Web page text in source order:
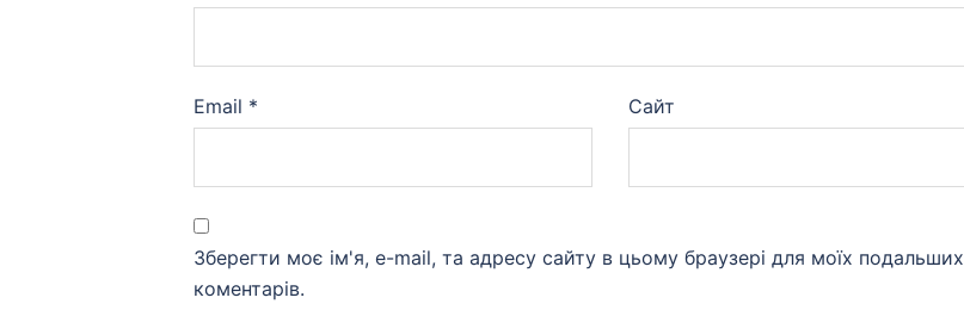
Email * Сайт
Зберегти моє ім'я, e-mail, та адресу сайту в цьому браузері для моїх подальших
коментарів.